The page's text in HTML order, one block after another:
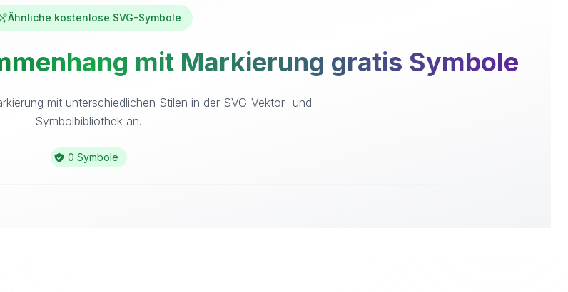
Ähnliche kostenlose SVG-Symbole
mit Markierung gratis Symbole
mit unterschiedlichen Stilen in der SVG-Vektor- und
Symbolbibliothek an.
0 Symbole